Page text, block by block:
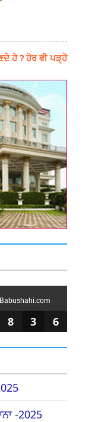
ਹੋ ? ਹੋਰ ਵੀ ਪੜ੍ਹੋ
Babushahi.com
8 3 6
-2025